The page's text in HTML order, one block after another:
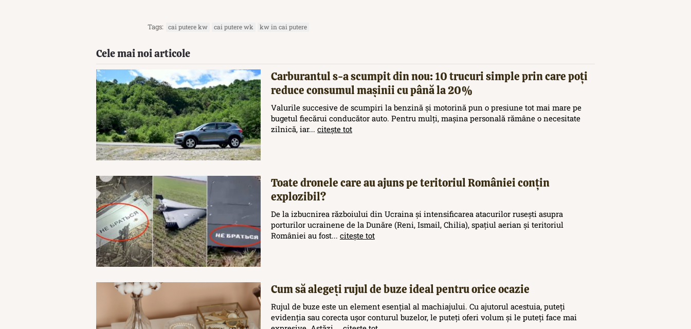
Tags: cai putere kw cai putere wk kw in cai putere
Cele mai noi articole
Carburantul s-a scumpit din nou: 10 trucuri simple prin care poți
reduce consumul mașinii cu până la 20%
Valurile succesive de scumpiri la benzină și motorină pun o presiune tot mai mare pe
bugetul fiecărui conducător auto. Pentru mulți, mașina personală rămâne o necesitate
zilnică, iar... citește tot
Toate dronele care au ajuns pe teritoriul României conțin
explozibil?
De la izbucnirea războiului din Ucraina și intensificarea atacurilor rusești asupra
porturilor ucrainene de la Dunăre (Reni, Ismail, Chilia), spațiul aerian și teritoriul
României au fost... citește tot
Cum să alegeți rujul de buze ideal pentru orice ocazie
Rujul de buze este un element esențial al machiajului. Cu ajutorul acestuia, puteți
evidenția sau corecta ușor conturul buzelor, le puteți oferi volum și le puteți face mai